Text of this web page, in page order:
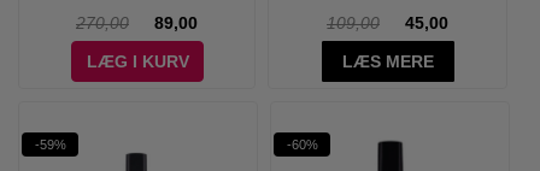
270,00
89,00
LÆG I KURV
109,00
45,00
LÆS MERE
-59% -60%